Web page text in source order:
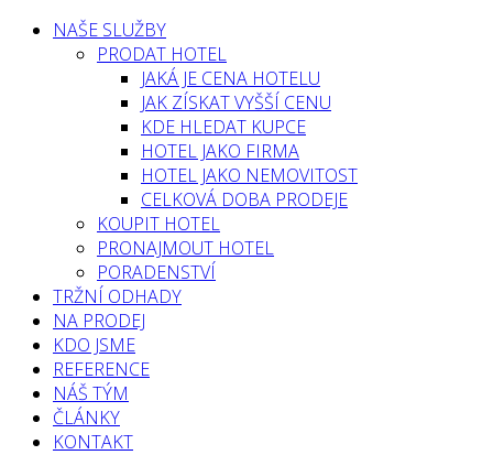
NAŠE SLUŽBY
PRODAT HOTEL
JAKÁ JE CENA HOTELU
JAK ZÍSKAT VYŠŠÍ CENU
KDE HLEDAT KUPCE
HOTEL JAKO FIRMA
HOTEL JAKO NEMOVITOST
CELKOVÁ DOBA PRODEJE
KOUPIT HOTEL
PRONAJMOUT HOTEL
PORADENSTVÍ
TRŽNÍ ODHADY
NA PRODEJ
KDO JSME
REFERENCE
NÁŠ TÝM
ČLÁNKY
KONTAKT